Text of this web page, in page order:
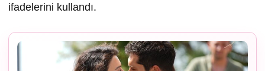
ifadelerini kullandı.